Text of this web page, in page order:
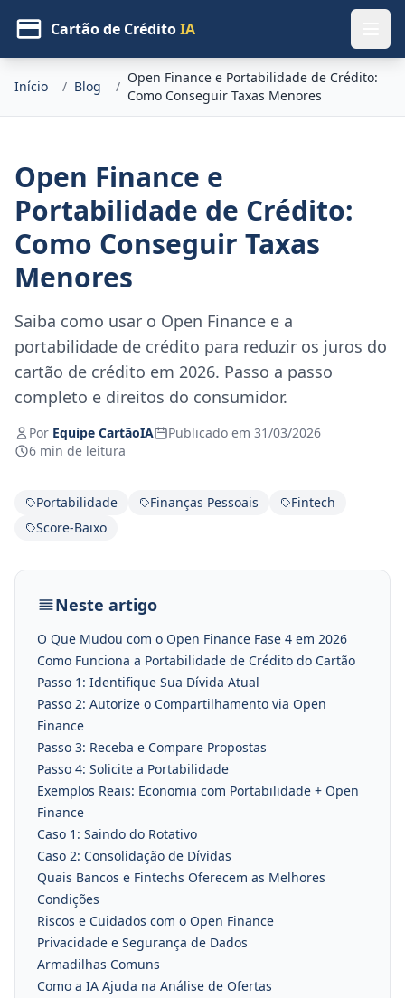
Cartão de CréditoIA
Início / Blog /
Open Finance e Portabilidade de Crédito:
Como Conseguir Taxas Menores
Open Finance e
Portabilidade de Crédito:
Como Conseguir Taxas
Menores
Saiba como usar o Open Finance e a
portabilidade de crédito para reduzir os juros do
cartão de crédito em 2026. Passo a passo
completo e direitos do consumidor.
Por Equipe CartãoIA
Publicado em 31/03/2026
6 min de leitura
Portabilidade Finanças Pessoais
Fintech
Score-Baixo
Neste artigo
O Que Mudou com o Open Finance Fase 4 em 2026
Como Funciona a Portabilidade de Crédito do Cartão
Passo 1: Identifique Sua Dívida Atual
Passo 2: Autorize o Compartilhamento via Open
Finance
Passo 3: Receba e Compare Propostas
Passo 4: Solicite a Portabilidade
Exemplos Reais: Economia com Portabilidade + Open
Finance
Caso 1: Saindo do Rotativo
Caso 2: Consolidação de Dívidas
Quais Bancos e Fintechs Oferecem as Melhores
Condições
Riscos e Cuidados com o Open Finance
Privacidade e Segurança de Dados
Armadilhas Comuns
Como a IA Ajuda na Análise de Ofertas